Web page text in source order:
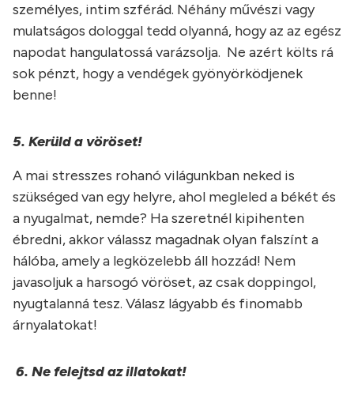
személyes, intim szférád. Néhány művészi vagy
mulatságos dologgal tedd olyanná, hogy az az egész
napodat hangulatossá varázsolja. Ne azért költs rá
sok pénzt, hogy a vendégek gyönyörködjenek
benne!
5. Kerüld a vöröset!
A mai stresszes rohanó világunkban neked is
szükséged van egy helyre, ahol megleled a békét és
a nyugalmat, nemde? Ha szeretnél kipihenten
ébredni, akkor válassz magadnak olyan falszínt a
hálóba, amely a legközelebb áll hozzád! Nem
javasoljuk a harsogó vöröset, az csak doppingol,
nyugtalanná tesz. Válasz lágyabb és finomabb
árnyalatokat!
6. Ne felejtsd az illatokat!